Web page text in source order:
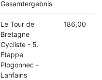
Gesamtergebnis
Le Tour de
Bretagne
Cycliste - 5.
Etappe
Plogonnec -
Lanfains
186,00